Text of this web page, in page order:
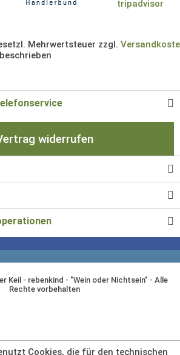
Mehrwertsteuer zzgl.
widerrufen
Keil - rebenkind - "Wein oder Nichtsein" - Alle
Rechte vorbehalten
Cookies, die für den technischen